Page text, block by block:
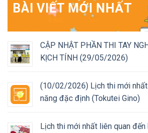
BÀI VIẾT MỚI NHẤT
CẬP NHẬT PHẦN THI TAY
KỊCH TÍNH (29/05/2026)
(10/02/2026) Lịch thi mới
năng đặc định (Tokutei Gino)
Lịch thi mới nhất liên quan